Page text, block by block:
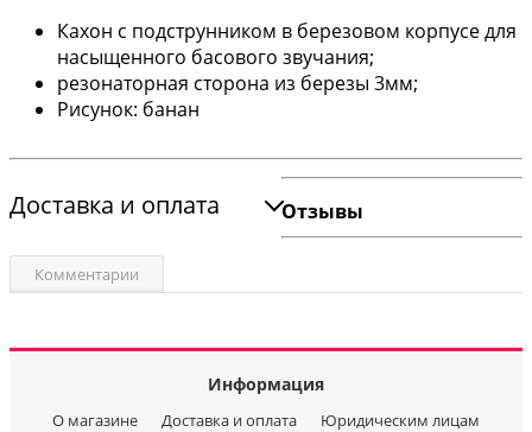
Кахон с подструнником в березовом корпусе для
насыщенного басового звучания;
резонаторная сторона из березы 3мм;
Рисунок: банан
Доставка и оплата Отзывы
Комментарии
Информация
О магазине Доставка и оплата
Юридическим лицам